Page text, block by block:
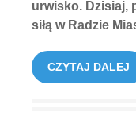
urwisko. Dzisiaj,
siłą w Radzie
CZYTAJ DALEJ